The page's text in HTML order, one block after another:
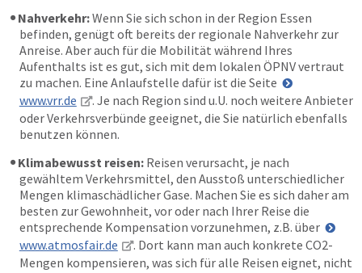
Nahverkehr:Wenn Sie sich schon in der Region Essen
befinden, genügt oft bereits der regionale Nahverkehr zur
Anreise. Aber auch für die Mobilität während Ihres
Aufenthalts ist es gut, sich mit dem lokalen ÖPNV vertraut
zu machen. Eine Anlaufstelle dafür ist die Seite
www.vrr.de
. Je nach Region sind u.U. noch weitere Anbieter
oder Verkehrsverbünde geeignet, die Sie natürlich ebenfalls
benutzen können.
Klimabewusst reisen: Reisen verursacht, je nach
gewähltem Verkehrsmittel, den Ausstoß unterschiedlicher
Mengen klimaschädlicher Gase. Machen Sie es sich daher am
besten zur Gewohnheit, vor oder nach Ihrer Reise die
entsprechende Kompensation vorzunehmen, z.B. über
www.atmosfair.de
. Dort kann man auch konkrete CO2-
Mengen kompensieren, was sich für alle Reisen eignet, nicht